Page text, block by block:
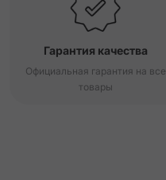
Гарантия качества
Официальная гарантия на все
товары